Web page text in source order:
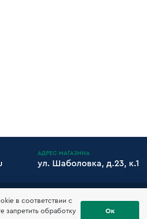
АДРЕС МАГАЗИНА
ул. Шаболовка, д.23, к.1
в соответствии с
запретить обработку
Ок